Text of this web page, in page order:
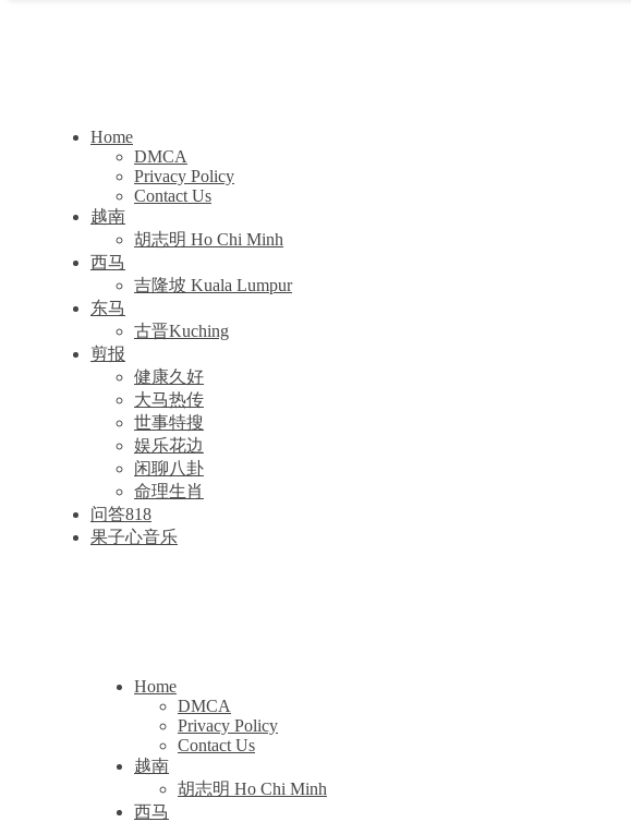
Home
DMCA
Privacy Policy
Contact Us
越南
胡志明 Ho Chi Minh
西马
吉隆坡 Kuala Lumpur
东马
古晋Kuching
剪报
健康久好
大马热传
世事特搜
娱乐花边
闲聊八卦
命理生肖
问答818
果子心音乐
Home
DMCA
Privacy Policy
Contact Us
越南
胡志明 Ho Chi Minh
西马